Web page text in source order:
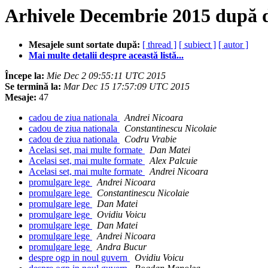
Arhivele Decembrie 2015 după
Mesajele sunt sortate după: [ thread ] [ subiect ] [ autor ]
Mai multe detalii despre această listă...
Începe la: Mie Dec 2 09:55:11 UTC 2015
Se termină la: Mar Dec 15 17:57:09 UTC 2015
Mesaje: 47
cadou de ziua nationala
Andrei Nicoara
cadou de ziua nationala
Constantinescu Nicolaie
cadou de ziua nationala
Codru Vrabie
Acelasi set, mai multe formate
Dan Matei
Acelasi set, mai multe formate
Alex Palcuie
Acelasi set, mai multe formate
Andrei Nicoara
promulgare lege
Andrei Nicoara
promulgare lege
Constantinescu Nicolaie
promulgare lege
Dan Matei
promulgare lege
Ovidiu Voicu
promulgare lege
Dan Matei
promulgare lege
Andrei Nicoara
promulgare lege
Andra Bucur
despre ogp in noul guvern
Ovidiu Voicu